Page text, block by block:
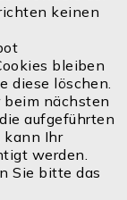
keinen
bleiben
diese löschen.
beim nächsten
aufgeführten
kann Ihr
werden.
Sie bitte das